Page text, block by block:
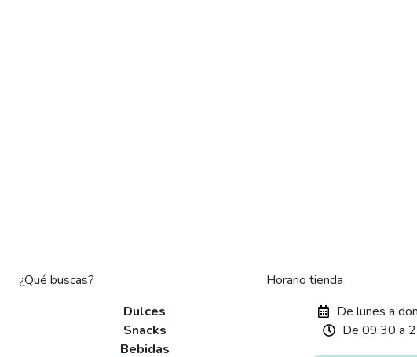
¿Qué buscas?
Dulces
Snacks
Bebidas
Horario tienda
De lunes a
De 09:30 a